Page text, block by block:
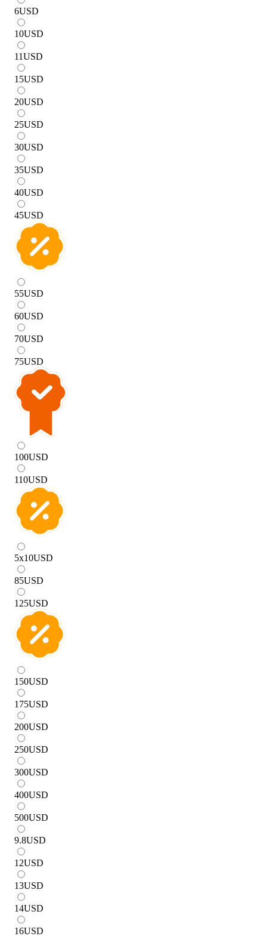
6USD
10USD
11USD
15USD
20USD
25USD
30USD
35USD
40USD
45USD
55USD
60USD
70USD
75USD
100USD
110USD
5x10USD
85USD
125USD
150USD
175USD
200USD
250USD
300USD
400USD
500USD
9.8USD
12USD
13USD
14USD
16USD